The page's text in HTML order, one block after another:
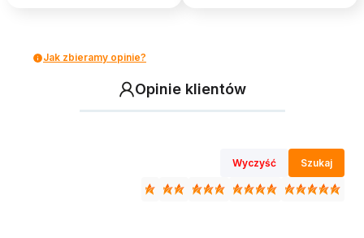
Jak zbieramy opinie?
Opinie klientów
Wyczyść Szukaj